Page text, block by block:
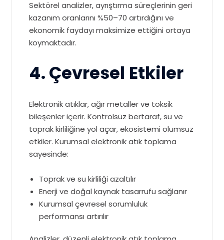
Sektörel analizler, ayrıştırma süreçlerinin geri
kazanım oranlarını %50–70 artırdığını ve
ekonomik faydayı maksimize ettiğini ortaya
koymaktadır.
4. Çevresel Etkiler
Elektronik atıklar, ağır metaller ve toksik
bileşenler içerir. Kontrolsüz bertaraf, su ve
toprak kirliliğine yol açar, ekosistemi olumsuz
etkiler. Kurumsal elektronik atık toplama
sayesinde:
Toprak ve su kirliliği azaltılır
Enerji ve doğal kaynak tasarrufu sağlanır
Kurumsal çevresel sorumluluk
performansı artırılır